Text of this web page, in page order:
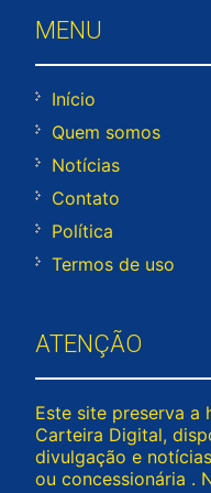
MENU
Início
Quem somos
Notícias
Contato
Política
Termos de uso
ATENÇÃO
Este site preserva a
Carteira Digital,
divulgação e
ou concessionária .